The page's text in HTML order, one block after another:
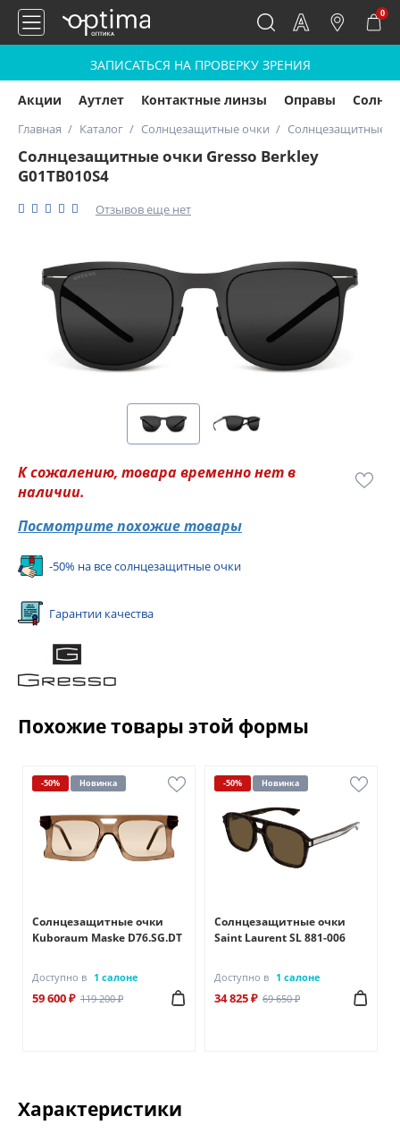
0
ЗАПИСАТЬСЯ НА ПРОВЕРКУ ЗРЕНИЯ
Акции Аутлет Контактные линзы Оправы
Главная Каталог Солнцезащитные очки Солнцезащитные
Солнцезащитные очки Gresso Berkley
G01TB010S4
Отзывов еще нет
К сожалению, товара временно нет в
наличии.
Посмотрите похожие товары
-50% на все солнцезащитные очки
Гарантии качества
Похожие товары этой формы
-50% Новинка
Солнцезащитные очки
Kuboraum Maske D76.SG.DT
Доступно в 1 салоне
59 600 ₽ 119 200 ₽
-50% Новинка
Солнцезащитные очки
Saint Laurent SL 881-006
Доступно в 1 салоне
34 825 ₽ 69 650 ₽
Характеристики